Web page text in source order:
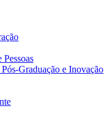
Graduação e Inovação